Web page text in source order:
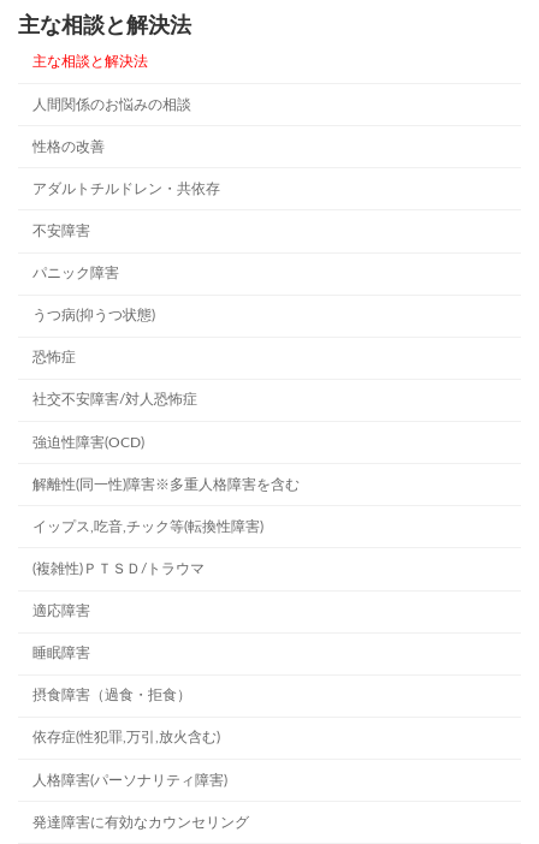
主な相談と解決法
主な相談と解決法
人間関係のお悩みの相談
性格の改善
アダルトチルドレン・共依存
不安障害
パニック障害
うつ病(抑うつ状態)
恐怖症
社交不安障害/対人恐怖症
強迫性障害(OCD)
解離性(同一性)障害※多重人格障害を含む
イップス,吃音,チック等(転換性障害)
(複雑性)ＰＴＳＤ/トラウマ
適応障害
睡眠障害
摂食障害（過食・拒食）
依存症(性犯罪,万引,放火含む)
人格障害(パーソナリティ障害)
発達障害に有効なカウンセリング